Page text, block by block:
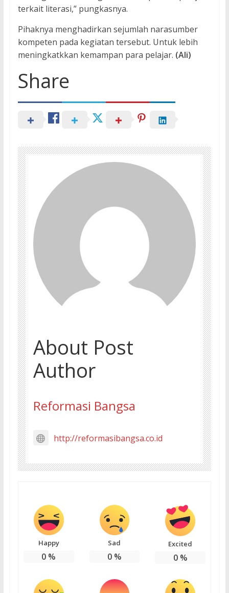
terkait literasi,” pungkasnya.
Pihaknya menghadirkan sejumlah narasumber
kompeten pada kegiatan tersebut. Untuk lebih
meningkatkkan kemampan para pelajar. (Ali)
Share
About Post
Author
Reformasi Bangsa
http://reformasibangsa.co.id
Happy
0 %
Sad
0%
Excited
0%